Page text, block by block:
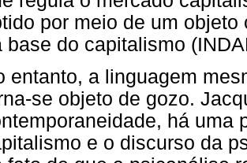
por meio de um
base do capitalismo
entanto, a linguagem
se objeto de gozo.
há uma
e o discurso da